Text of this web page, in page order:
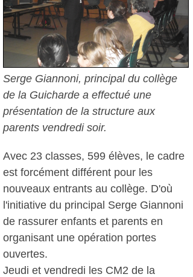
Serge Giannoni, principal du collège
de la Guicharde a effectué une
présentation de la structure aux
parents vendredi soir.
Avec 23 classes, 599 élèves, le cadre
est forcément différent pour les
nouveaux entrants au collège. D'où
l'initiative du principal Serge Giannoni
de rassurer enfants et parents en
organisant une opération portes
ouvertes.
Jeudi et vendredi les CM2 de la